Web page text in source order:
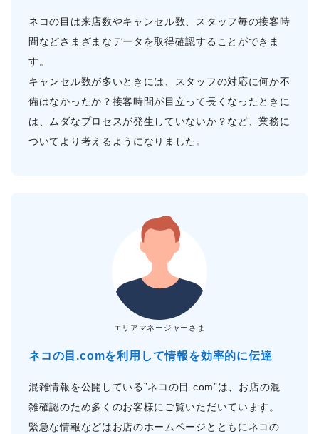
ネコの目は来店数やキャンセル数、スタッフ毎の接客時
間などさまざまなデータを取得確認することができま
す。
キャンセル数が多いときには、スタッフの対応に何か不
備はなかったか？接客時間が目立って長くなったときに
は、ムダなプロセスが発生していないか？など、業務に
ついてより考えるようになりました。
エリアマネージャーさま
ネコの目.comを利用して情報を効率的に伝達
混雑情報を公開している”ネコの目.com”は、お店の混
雑確認のため多くのお客様にご覧いただいています。
緊急な情報などはお店のホームページとともにネコの